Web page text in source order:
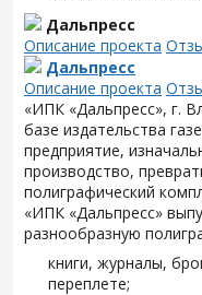
Дальпресс
Описание проекта
Дальпресс
Описание проекта
«ИПК «Дальпресс», г.
базе издательства
предприятие,
производство,
полиграфический
«ИПК «Дальпресс»
разнообразную
книги, журналы,
переплете;